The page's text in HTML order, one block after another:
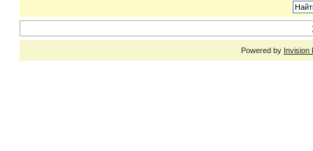
Powered by Invision